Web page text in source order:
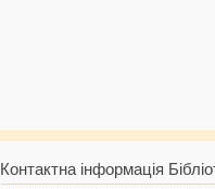
Контактна інформація